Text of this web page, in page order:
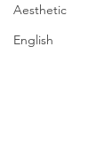
Aesthetic
English